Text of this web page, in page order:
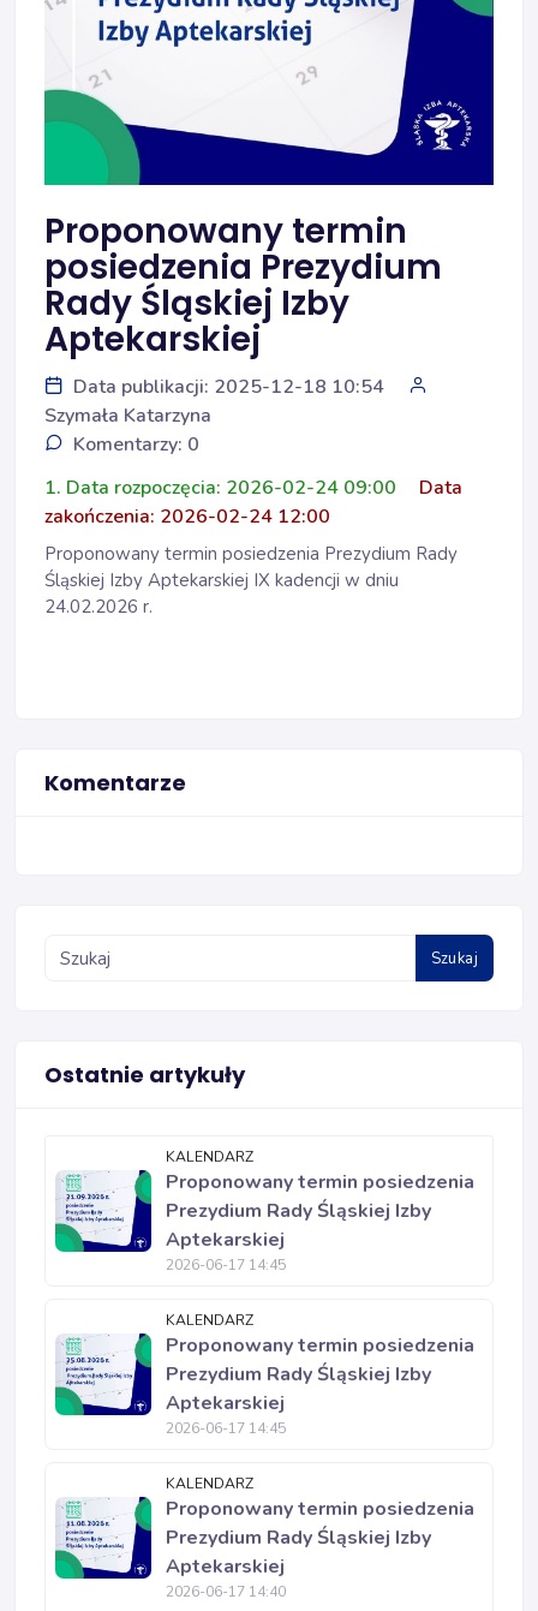
Proponowany termin
posiedzenia Prezydium
Rady Śląskiej Izby
Aptekarskiej
Data publikacji: 2025-12-18 10:54
Szymała Katarzyna
Komentarzy: 0
1. Data rozpoczęcia: 2026-02-24 09:00
Data
zakończenia: 2026-02-24 12:00
Proponowany termin posiedzenia Prezydium Rady
Śląskiej Izby Aptekarskiej IX kadencji w dniu
24.02.2026 r.
Komentarze
Szukaj
Ostatnie artykuły
KALENDARZ
Proponowany termin posiedzenia
Prezydium Rady Śląskiej Izby
Aptekarskiej
2026-06-17 14:45
KALENDARZ
Proponowany termin posiedzenia
Prezydium Rady Śląskiej Izby
Aptekarskiej
2026-06-17 14:45
KALENDARZ
Proponowany termin posiedzenia
Prezydium Rady Śląskiej Izby
Aptekarskiej
2026-06-17 14:40